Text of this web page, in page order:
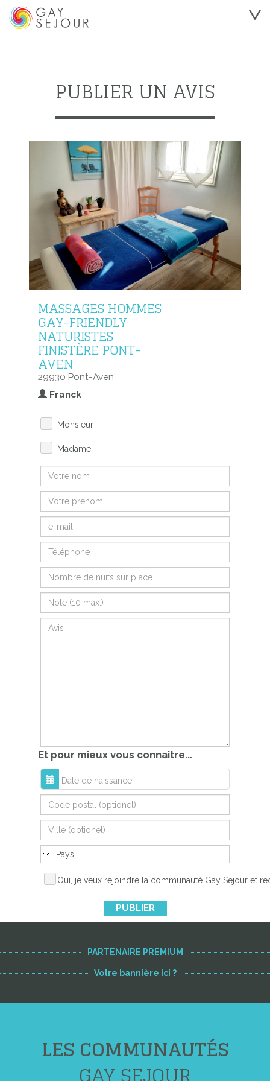
PUBLIER UN AVIS
MASSAGES HOMMES
GAY-FRIENDLY
NATURISTES
FINISTÈRE PONT-
AVEN
29930 Pont-Aven
Franck
Monsieur
Madame
Et pour mieux vous connaitre...
Oui, je veux rejoindre la communauté Gay Sejour et
PUBLIER
PARTENAIRE PREMIUM
Votre bannière ici ?
LES COMMUNAUTÉS